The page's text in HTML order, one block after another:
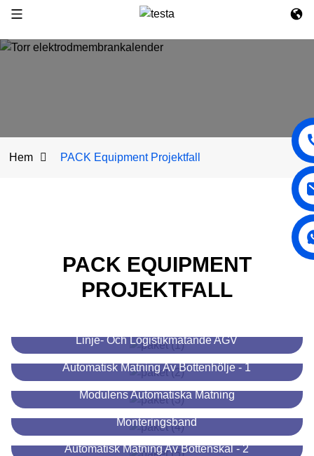
Hem PACK Equipment Projektfall
PACK EQUIPMENT
PROJEKTFALL
Linje- Och Logistikmatande AGV
Automatisk Matning Av Bottenhölje - 1
Modulens Automatiska Matning
Monteringsband
Automatisk Matning Av Bottenskal - 2